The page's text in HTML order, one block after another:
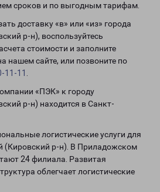
сроков и по выгодным тарифам.
доставку «в» или «из» города
р-н), воспользуйтесь
стоимости и заполните
нашем сайте, или позвоните по
11-11
«ПЭК» к городу
р-н) находится в Санкт-
логистические услуги для
(Кировский р-н). В Приладожском
24 филиала. Развитая
облегчает логистические